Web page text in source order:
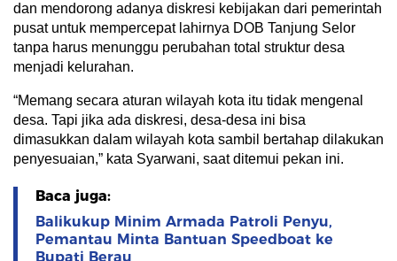
dan mendorong adanya diskresi kebijakan dari pemerintah
pusat untuk mempercepat lahirnya DOB Tanjung Selor
tanpa harus menunggu perubahan total struktur desa
menjadi kelurahan.
“Memang secara aturan wilayah kota itu tidak mengenal
desa. Tapi jika ada diskresi, desa-desa ini bisa
dimasukkan dalam wilayah kota sambil bertahap dilakukan
penyesuaian,” kata Syarwani, saat ditemui pekan ini.
Baca juga:
Balikukup Minim Armada Patroli Penyu,
Pemantau Minta Bantuan Speedboat ke
Bupati Berau